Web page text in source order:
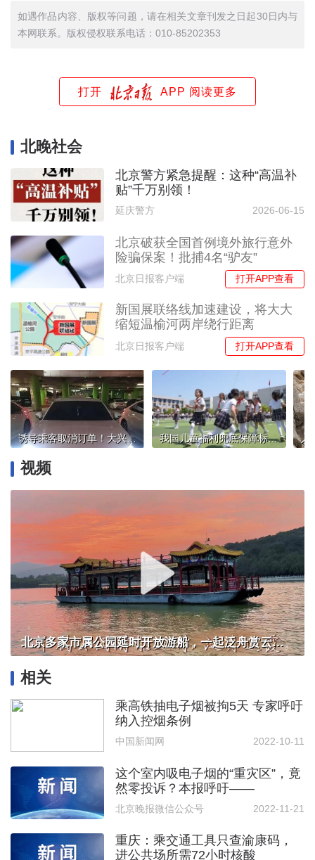
如遇作品内容、版权等问题，请在相关文章刊发之日起30日内与
本网联系。版权侵权联系电话：010-85202353
打开 APP 阅读更多
北晚社会
北京警方紧急提醒：这种“高温补
贴”千万别领！
延庆警方 2026-06-15
北京破获全国首例境外旅行意外
险骗保案！批捕4名“驴友”
北京日报客户端 打开APP查看
新国展联络线加速建设，将大大
缩短温榆河两岸绕行距离
北京日报客户端 打开APP查看
诱导乘客取消订单！大兴机场周边无证驾驶员被罚1.5万元 我国儿童福利兜底保障标准持续提高
视频
北京多家市属公园延时开放游船，一起泛舟赏云霞！
相关
乘高铁抽电子烟被拘5天 专家呼吁
纳入控烟条例
中国新闻网 2022-10-11
这个室内吸电子烟的“重灾区”，竟
然零投诉？本报呼吁——
北京晚报微信公众号 2022-11-21
重庆：乘交通工具只查渝康码，
进公共场所需72小时核酸